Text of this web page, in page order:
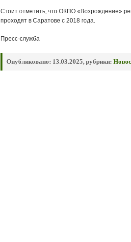
Стоит отметить, что ОКПО «Возрождение»
проходят в Саратове с 2018 года.
Пресс-служба
Опубликовано: 13.03.2025, рубрики: